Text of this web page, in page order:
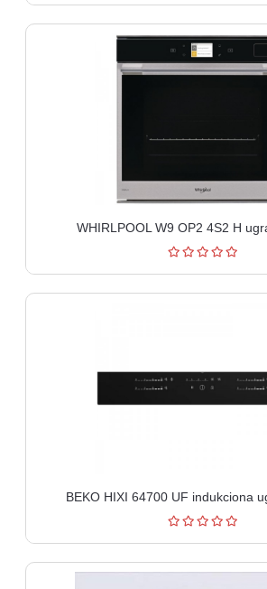
WHIRLPOOL W9 OP2 4S2 H
BEKO HIXI 64700 UF indukciona